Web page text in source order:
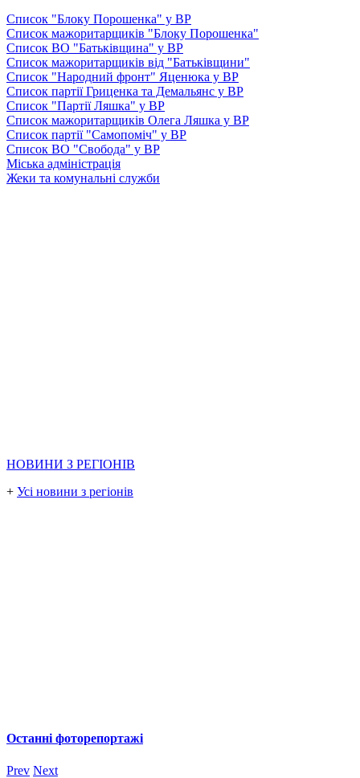
Список "Блоку Порошенка" у ВР
Список мажоритарщиків "Блоку Порошенка"
Список ВО "Батьківщина" у ВР
Список мажоритарщиків від "Батьківщини"
Список "Народний фронт" Яценюка у ВР
Список партії Гриценка та Демальянс у ВР
Список "Партії Ляшка" у ВР
Список мажоритарщиків Олега Ляшка у ВР
Список партії "Самопоміч" у ВР
Список ВО "Свобода" у ВР
Міська адміністрація
Жеки та комунальні служби
НОВИНИ З РЕГІОНІВ
+ Усі новини з регіонів
Останні фоторепортажі
Prev Next